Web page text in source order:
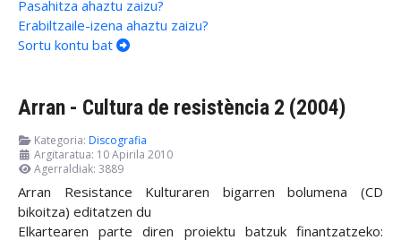
Pasahitza ahaztu zaizu?
Erabiltzaile-izena ahaztu zaizu?
Sortu kontu bat
Arran - Cultura de resistència 2 (2004)
Kategoria: Discografia
Argitaratua: 10 Apirila 2010
Agerraldiak: 3889
Arran Resistance Kulturaren bigarren bolumena (CD
bikoitza) editatzen du
Elkartearen parte diren proiektu batzuk finantzatzeko: